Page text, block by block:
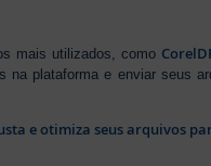
mais utilizados, como
plataforma e enviar seus
e otimiza seus arquivos